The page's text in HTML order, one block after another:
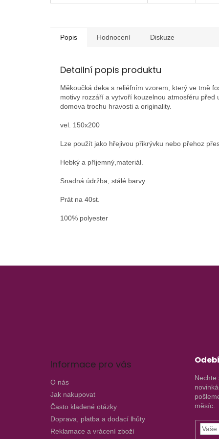
Popis Hodnocení Diskuze
Detailní popis produktu
Měkoučká deka s reliéfním vzorem, který ve tmě
motivy rozzáří a vytvoří kouzelnou atmosféru
domova trochu hravosti a originality.
vel. 150x200
Lze použít jako hřejivou přikrývku nebo přehoz
Hebký a příjemný,materiál.
Snadná údržba, stálé barvy.
Prát na 40st.
100% polyester
Informace pro vás
O nás
Jak nakupovat
Často kladené otázky
Doprava, platba a dodací lhůty
Reklamace a vrácení zboží
Nechte
měsíc.